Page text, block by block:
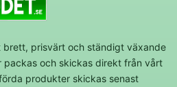
brett, prisvärt och ständigt växande
packas och skickas direkt från vårt
produkter skickas senast